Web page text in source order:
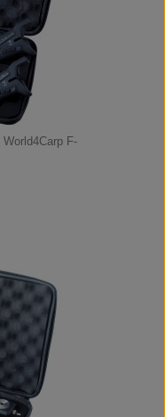
World4Carp F-